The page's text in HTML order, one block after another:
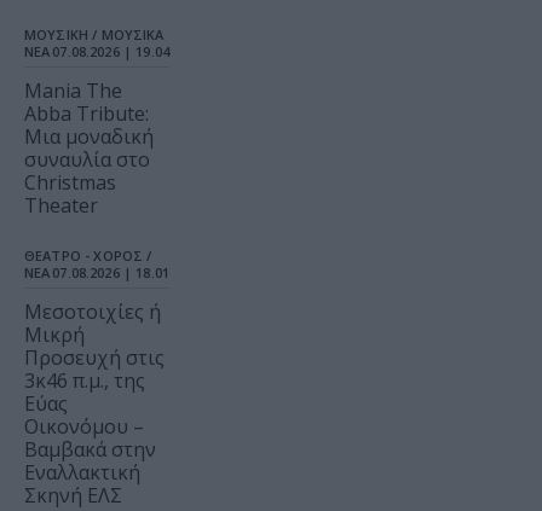
ΜΟΥΣΙΚΗ / ΜΟΥΣΙΚΑ
ΝΕΑ 07.08.2026 | 19.04
Mania The
Abba Tribute:
Μια μοναδική
συναυλία στο
Christmas
Theater
ΘΕΑΤΡΟ - ΧΟΡΟΣ /
ΝΕΑ 07.08.2026 | 18.01
Μεσοτοιχίες ή
Μικρή
Προσευχή στις
3κ46 π.μ., της
Εύας
Οικονόμου –
Βαμβακά στην
Εναλλακτική
Σκηνή ΕΛΣ